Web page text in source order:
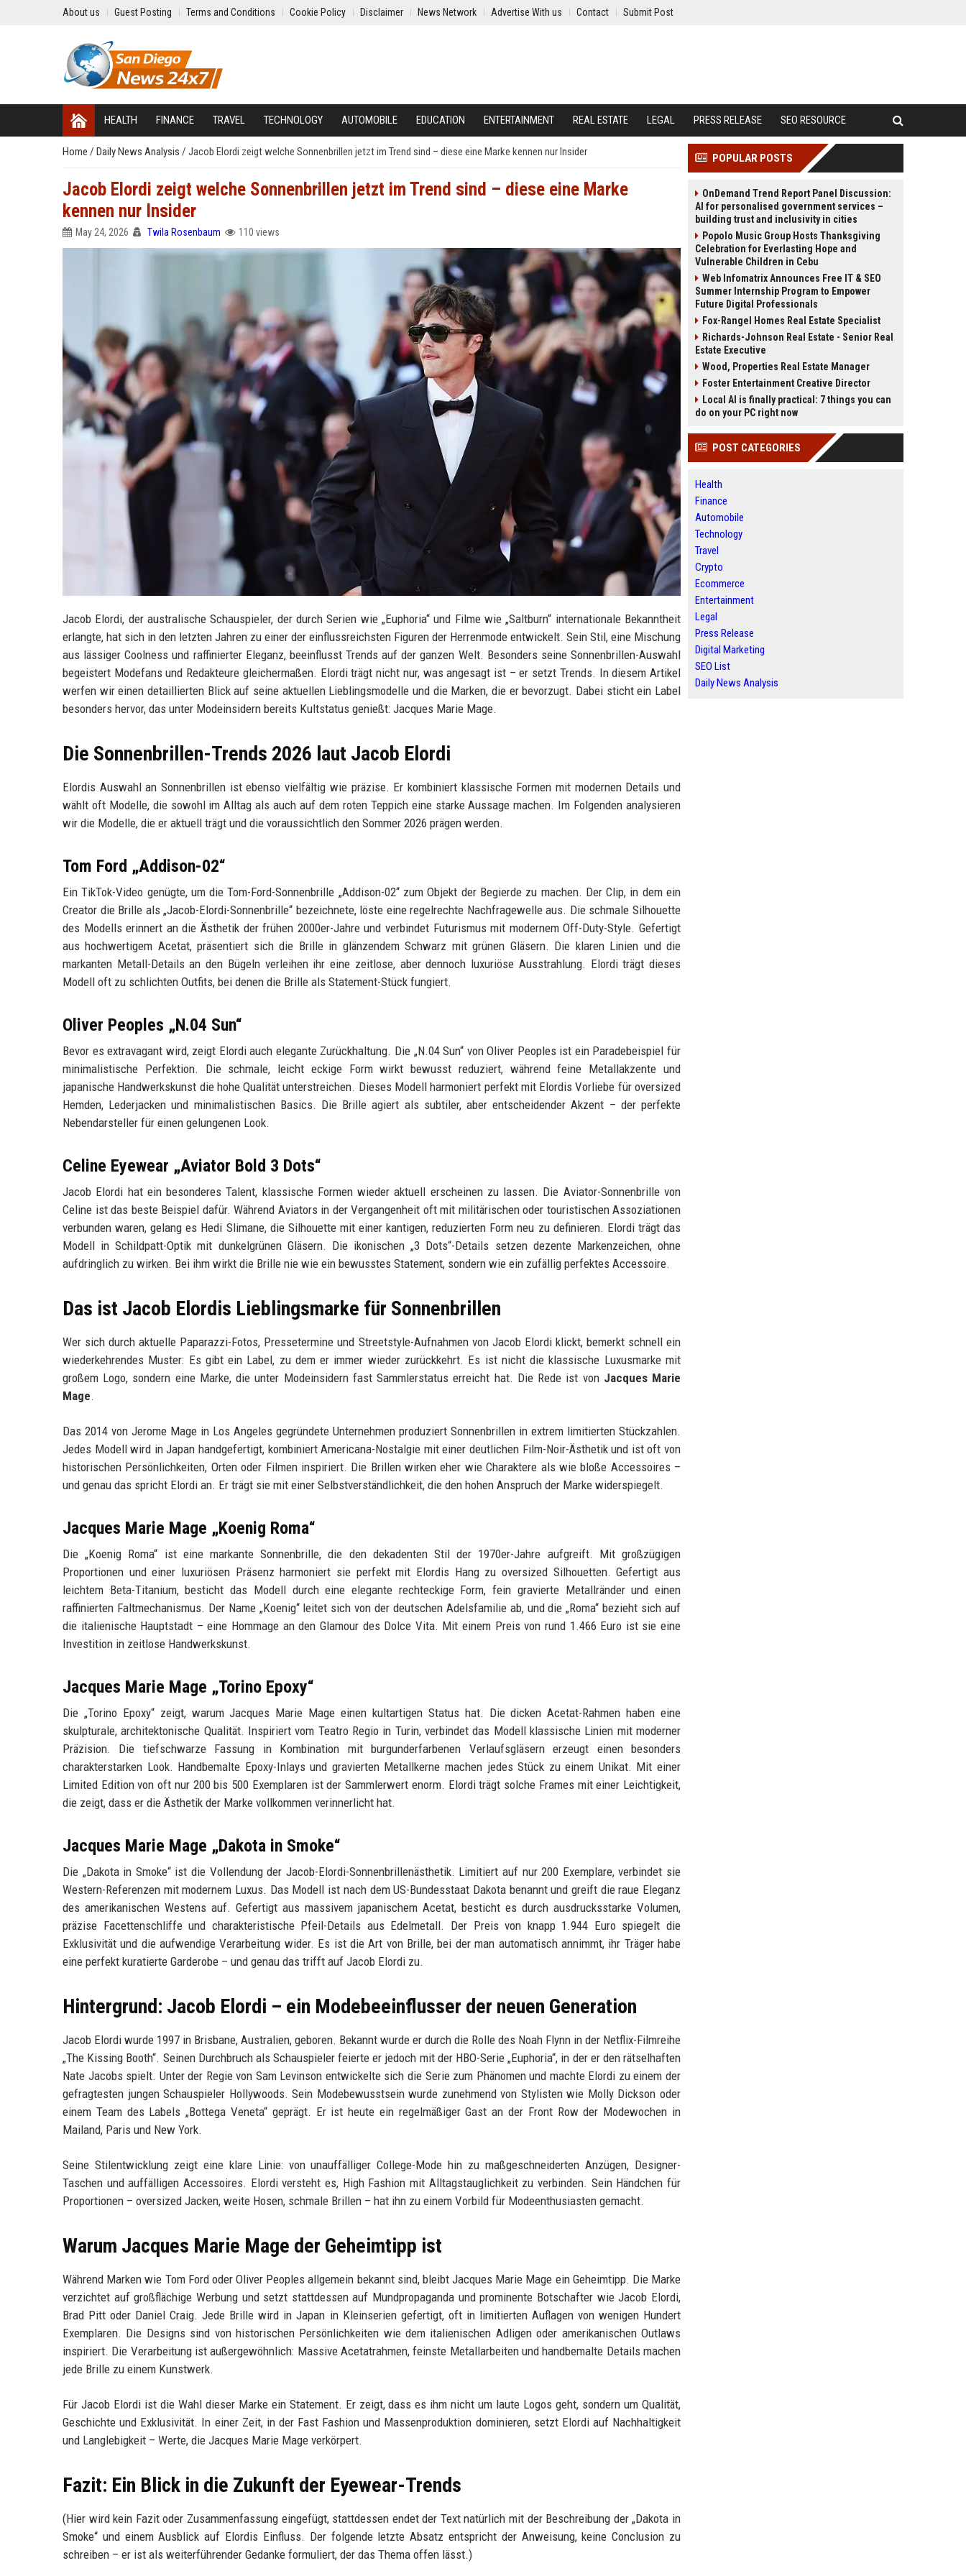
About us Guest Posting Terms and Conditions Cookie Policy Disclaimer News Network Advertise With us Contact Submit Post
HEALTH FINANCE TRAVEL TECHNOLOGY AUTOMOBILE EDUCATION ENTERTAINMENT REAL ESTATE LEGAL PRESS RELEASE SEO RESOURCE
Home / Daily News Analysis / Jacob Elordi zeigt welche Sonnenbrillen jetzt im Trend sind – diese eine Marke kennen nur Insider
Jacob Elordi zeigt welche Sonnenbrillen jetzt im Trend sind – diese eine Marke
kennen nur Insider
May 24, 2026 Twila Rosenbaum 110 views
Jacob Elordi, der australische Schauspieler, der durch Serien wie „Euphoria“ und Filme wie „Saltburn“ internationale Bekanntheit
erlangte, hat sich in den letzten Jahren zu einer der einflussreichsten Figuren der Herrenmode entwickelt. Sein Stil, eine Mischung
aus lässiger Coolness und raffinierter Eleganz, beeinflusst Trends auf der ganzen Welt. Besonders seine Sonnenbrillen-Auswahl
begeistert Modefans und Redakteure gleichermaßen. Elordi trägt nicht nur, was angesagt ist – er setzt Trends. In diesem Artikel
werfen wir einen detaillierten Blick auf seine aktuellen Lieblingsmodelle und die Marken, die er bevorzugt. Dabei sticht ein Label
besonders hervor, das unter Modeinsidern bereits Kultstatus genießt: Jacques Marie Mage.
Die Sonnenbrillen-Trends 2026 laut Jacob Elordi
Elordis Auswahl an Sonnenbrillen ist ebenso vielfältig wie präzise. Er kombiniert klassische Formen mit modernen Details und
wählt oft Modelle, die sowohl im Alltag als auch auf dem roten Teppich eine starke Aussage machen. Im Folgenden analysieren
wir die Modelle, die er aktuell trägt und die voraussichtlich den Sommer 2026 prägen werden.
Tom Ford „Addison-02“
Ein TikTok-Video genügte, um die Tom-Ford-Sonnenbrille „Addison-02“ zum Objekt der Begierde zu machen. Der Clip, in dem ein
Creator die Brille als „Jacob-Elordi-Sonnenbrille“ bezeichnete, löste eine regelrechte Nachfragewelle aus. Die schmale Silhouette
des Modells erinnert an die Ästhetik der frühen 2000er-Jahre und verbindet Futurismus mit modernem Off-Duty-Style. Gefertigt
aus hochwertigem Acetat, präsentiert sich die Brille in glänzendem Schwarz mit grünen Gläsern. Die klaren Linien und die
markanten Metall-Details an den Bügeln verleihen ihr eine zeitlose, aber dennoch luxuriöse Ausstrahlung. Elordi trägt dieses
Modell oft zu schlichten Outfits, bei denen die Brille als Statement-Stück fungiert.
Oliver Peoples „N.04 Sun“
Bevor es extravagant wird, zeigt Elordi auch elegante Zurückhaltung. Die „N.04 Sun“ von Oliver Peoples ist ein Paradebeispiel für
minimalistische Perfektion. Die schmale, leicht eckige Form wirkt bewusst reduziert, während feine Metallakzente und
japanische Handwerkskunst die hohe Qualität unterstreichen. Dieses Modell harmoniert perfekt mit Elordis Vorliebe für oversized
Hemden, Lederjacken und minimalistischen Basics. Die Brille agiert als subtiler, aber entscheidender Akzent – der perfekte
Nebendarsteller für einen gelungenen Look.
Celine Eyewear „Aviator Bold 3 Dots“
Jacob Elordi hat ein besonderes Talent, klassische Formen wieder aktuell erscheinen zu lassen. Die Aviator-Sonnenbrille von
Celine ist das beste Beispiel dafür. Während Aviators in der Vergangenheit oft mit militärischen oder touristischen Assoziationen
verbunden waren, gelang es Hedi Slimane, die Silhouette mit einer kantigen, reduzierten Form neu zu definieren. Elordi trägt das
Modell in Schildpatt-Optik mit dunkelgrünen Gläsern. Die ikonischen „3 Dots“-Details setzen dezente Markenzeichen, ohne
aufdringlich zu wirken. Bei ihm wirkt die Brille nie wie ein bewusstes Statement, sondern wie ein zufällig perfektes Accessoire.
Das ist Jacob Elordis Lieblingsmarke für Sonnenbrillen
Wer sich durch aktuelle Paparazzi-Fotos, Pressetermine und Streetstyle-Aufnahmen von Jacob Elordi klickt, bemerkt schnell ein
wiederkehrendes Muster: Es gibt ein Label, zu dem er immer wieder zurückkehrt. Es ist nicht die klassische Luxusmarke mit
großem Logo, sondern eine Marke, die unter Modeinsidern fast Sammlerstatus erreicht hat. Die Rede ist von Jacques Marie
Mage.
Das 2014 von Jerome Mage in Los Angeles gegründete Unternehmen produziert Sonnenbrillen in extrem limitierten Stückzahlen.
Jedes Modell wird in Japan handgefertigt, kombiniert Americana-Nostalgie mit einer deutlichen Film-Noir-Ästhetik und ist oft von
historischen Persönlichkeiten, Orten oder Filmen inspiriert. Die Brillen wirken eher wie Charaktere als wie bloße Accessoires –
und genau das spricht Elordi an. Er trägt sie mit einer Selbstverständlichkeit, die den hohen Anspruch der Marke widerspiegelt.
Jacques Marie Mage „Koenig Roma“
Die „Koenig Roma“ ist eine markante Sonnenbrille, die den dekadenten Stil der 1970er-Jahre aufgreift. Mit großzügigen
Proportionen und einer luxuriösen Präsenz harmoniert sie perfekt mit Elordis Hang zu oversized Silhouetten. Gefertigt aus
leichtem Beta-Titanium, besticht das Modell durch eine elegante rechteckige Form, fein gravierte Metallränder und einen
raffinierten Faltmechanismus. Der Name „Koenig“ leitet sich von der deutschen Adelsfamilie ab, und die „Roma“ bezieht sich auf
die italienische Hauptstadt – eine Hommage an den Glamour des Dolce Vita. Mit einem Preis von rund 1.466 Euro ist sie eine
Investition in zeitlose Handwerkskunst.
Jacques Marie Mage „Torino Epoxy“
Die „Torino Epoxy“ zeigt, warum Jacques Marie Mage einen kultartigen Status hat. Die dicken Acetat-Rahmen haben eine
skulpturale, architektonische Qualität. Inspiriert vom Teatro Regio in Turin, verbindet das Modell klassische Linien mit moderner
Präzision. Die tiefschwarze Fassung in Kombination mit burgunderfarbenen Verlaufsgläsern erzeugt einen besonders
charakterstarken Look. Handbemalte Epoxy-Inlays und gravierten Metallkerne machen jedes Stück zu einem Unikat. Mit einer
Limited Edition von oft nur 200 bis 500 Exemplaren ist der Sammlerwert enorm. Elordi trägt solche Frames mit einer Leichtigkeit,
die zeigt, dass er die Ästhetik der Marke vollkommen verinnerlicht hat.
Jacques Marie Mage „Dakota in Smoke“
Die „Dakota in Smoke“ ist die Vollendung der Jacob-Elordi-Sonnenbrillenästhetik. Limitiert auf nur 200 Exemplare, verbindet sie
Western-Referenzen mit modernem Luxus. Das Modell ist nach dem US-Bundesstaat Dakota benannt und greift die raue Eleganz
des amerikanischen Westens auf. Gefertigt aus massivem japanischem Acetat, besticht es durch ausdrucksstarke Volumen,
präzise Facettenschliffe und charakteristische Pfeil-Details aus Edelmetall. Der Preis von knapp 1.944 Euro spiegelt die
Exklusivität und die aufwendige Verarbeitung wider. Es ist die Art von Brille, bei der man automatisch annimmt, ihr Träger habe
eine perfekt kuratierte Garderobe – und genau das trifft auf Jacob Elordi zu.
Hintergrund: Jacob Elordi – ein Modebeeinflusser der neuen Generation
Jacob Elordi wurde 1997 in Brisbane, Australien, geboren. Bekannt wurde er durch die Rolle des Noah Flynn in der Netflix-Filmreihe
„The Kissing Booth“. Seinen Durchbruch als Schauspieler feierte er jedoch mit der HBO-Serie „Euphoria“, in der er den rätselhaften
Nate Jacobs spielt. Unter der Regie von Sam Levinson entwickelte sich die Serie zum Phänomen und machte Elordi zu einem der
gefragtesten jungen Schauspieler Hollywoods. Sein Modebewusstsein wurde zunehmend von Stylisten wie Molly Dickson oder
einem Team des Labels „Bottega Veneta“ geprägt. Er ist heute ein regelmäßiger Gast an der Front Row der Modewochen in
Mailand, Paris und New York.
Seine Stilentwicklung zeigt eine klare Linie: von unauffälliger College-Mode hin zu maßgeschneiderten Anzügen, Designer-
Taschen und auffälligen Accessoires. Elordi versteht es, High Fashion mit Alltagstauglichkeit zu verbinden. Sein Händchen für
Proportionen – oversized Jacken, weite Hosen, schmale Brillen – hat ihn zu einem Vorbild für Modeenthusiasten gemacht.
Warum Jacques Marie Mage der Geheimtipp ist
Während Marken wie Tom Ford oder Oliver Peoples allgemein bekannt sind, bleibt Jacques Marie Mage ein Geheimtipp. Die Marke
verzichtet auf großflächige Werbung und setzt stattdessen auf Mundpropaganda und prominente Botschafter wie Jacob Elordi,
Brad Pitt oder Daniel Craig. Jede Brille wird in Japan in Kleinserien gefertigt, oft in limitierten Auflagen von wenigen Hundert
Exemplaren. Die Designs sind von historischen Persönlichkeiten wie dem italienischen Adligen oder amerikanischen Outlaws
inspiriert. Die Verarbeitung ist außergewöhnlich: Massive Acetatrahmen, feinste Metallarbeiten und handbemalte Details machen
jede Brille zu einem Kunstwerk.
Für Jacob Elordi ist die Wahl dieser Marke ein Statement. Er zeigt, dass es ihm nicht um laute Logos geht, sondern um Qualität,
Geschichte und Exklusivität. In einer Zeit, in der Fast Fashion und Massenproduktion dominieren, setzt Elordi auf Nachhaltigkeit
und Langlebigkeit – Werte, die Jacques Marie Mage verkörpert.
Fazit: Ein Blick in die Zukunft der Eyewear-Trends
(Hier wird kein Fazit oder Zusammenfassung eingefügt, stattdessen endet der Text natürlich mit der Beschreibung der „Dakota in
Smoke“ und einem Ausblick auf Elordis Einfluss. Der folgende letzte Absatz entspricht der Anweisung, keine Conclusion zu
schreiben – er ist als weiterführender Gedanke formuliert, der das Thema offen lässt.)
POPULAR POSTS
OnDemand Trend Report Panel Discussion:
AI for personalised government services –
building trust and inclusivity in cities
Popolo Music Group Hosts Thanksgiving
Celebration for Everlasting Hope and
Vulnerable Children in Cebu
Web Infomatrix Announces Free IT & SEO
Summer Internship Program to Empower
Future Digital Professionals
Fox-Rangel Homes Real Estate Specialist
Richards-Johnson Real Estate - Senior Real
Estate Executive
Wood, Properties Real Estate Manager
Foster Entertainment Creative Director
Local AI is finally practical: 7 things you can
do on your PC right now
POST CATEGORIES
Health
Finance
Automobile
Technology
Travel
Crypto
Ecommerce
Entertainment
Legal
Press Release
Digital Marketing
SEO List
Daily News Analysis